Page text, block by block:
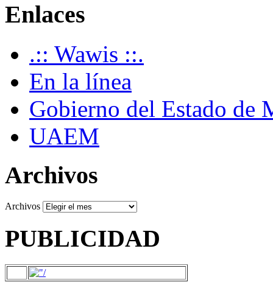
Enlaces
.:: Wawis ::.
En la línea
Gobierno del Estado de
UAEM
Archivos
Archivos
PUBLICIDAD